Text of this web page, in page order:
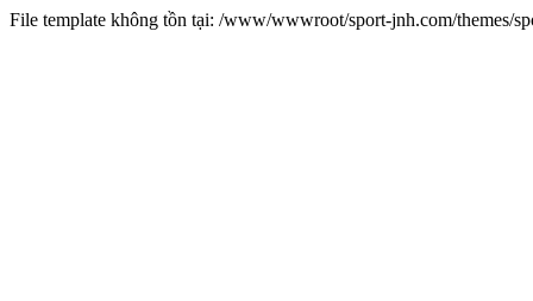
File template không tồn tại: /www/wwwroot/sport-jnh.com/themes/